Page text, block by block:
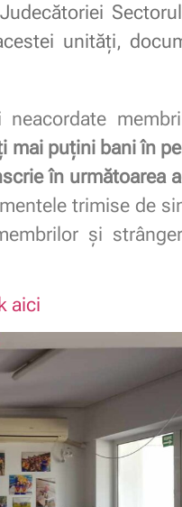
unități,
mai puțini bani în
în următoarea
trimise de
și
aici